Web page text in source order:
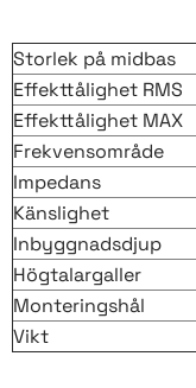
Storlek på midbas
Effekttålighet RMS
Effekttålighet MAX
Frekvensområde
Impedans
Känslighet
Inbyggnadsdjup
Högtalargaller
Monteringshål
Vikt